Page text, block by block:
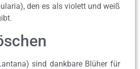
den es als violett und weiß
sind dankbare Blüher für